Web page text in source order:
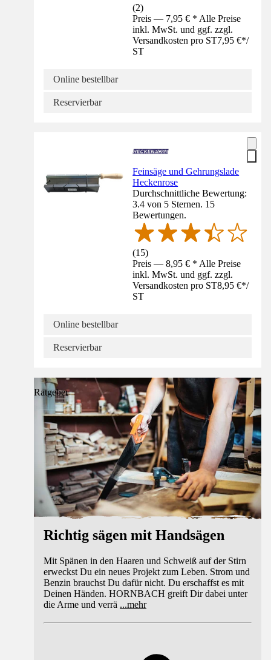
(2)
Preis — 7,95 € * Alle Preise
inkl. MwSt. und ggf. zzgl.
Versandkosten pro ST7,95 €*/
ST
Online bestellbar
Reservierbar
Feinsäge und Gehrungslade
Heckenrose
Durchschnittliche Bewertung:
3.4 von 5 Sternen. 15
Bewertungen.
(15)
Preis — 8,95 € * Alle Preise
inkl. MwSt. und ggf. zzgl.
Versandkosten pro ST8,95 €*/
ST
Online bestellbar
Reservierbar
Ratgeber
Richtig sägen mit Handsägen
Mit Spänen in den Haaren und Schweiß auf der Stirn
erweckst Du ein neues Projekt zum Leben. Strom und
Benzin brauchst Du dafür nicht. Du erschaffst es mit
Deinen Händen. HORNBACH greift Dir dabei unter
die Arme und verrä ...mehr